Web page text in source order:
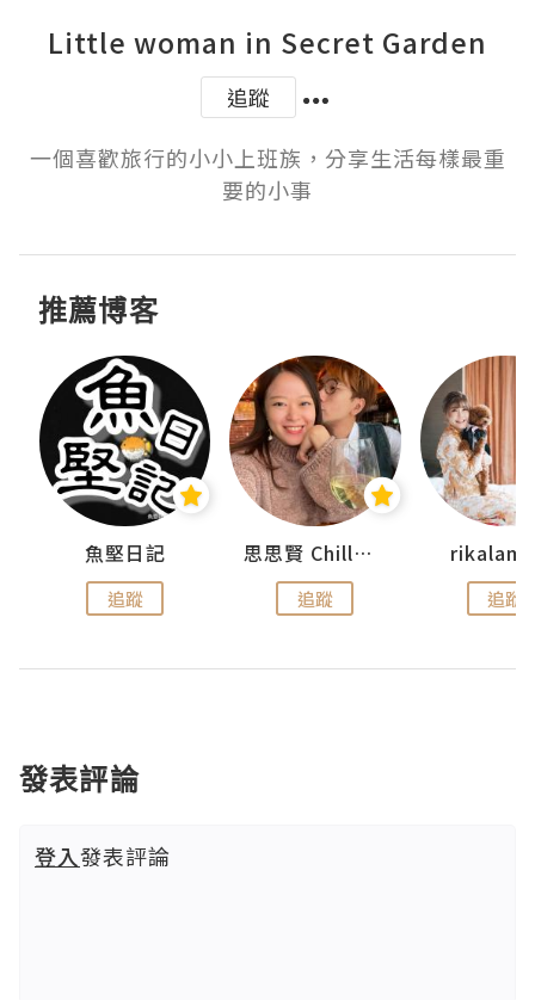
Little woman in Secret Garden
追蹤
一個喜歡旅行的小小上班族，分享生活每樣最重
要的小事
推薦博客
魚堅日記
追蹤
思思賢 ChillMyBabe
追蹤 追蹤
發表評論
登入發表評論